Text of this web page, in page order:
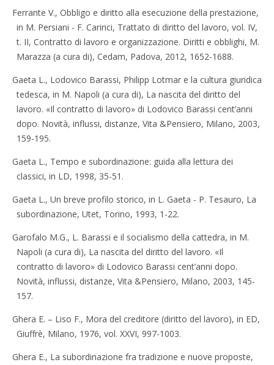
Ferrante V., Obbligo e diritto alla esecuzione della prestazione,
in M. Persiani - F. Carinci, Trattato di diritto del lavoro, vol. IV,
t. II, Contratto di lavoro e organizzazione. Diritti e obblighi, M.
Marazza (a cura di), Cedam, Padova, 2012, 1652-1688.
Gaeta L., Lodovico Barassi, Philipp Lotmar e la cultura giuridica
tedesca, in M. Napoli (a cura di), La nascita del diritto del
lavoro. «Il contratto di lavoro» di Lodovico Barassi cent’anni
dopo. Novità, influssi, distanze, Vita &Pensiero, Milano, 2003,
159-195.
Gaeta L., Tempo e subordinazione: guida alla lettura dei
classici, in LD, 1998, 35-51.
Gaeta L., Un breve profilo storico, in L. Gaeta - P. Tesauro, La
subordinazione, Utet, Torino, 1993, 1-22.
Garofalo M.G., L. Barassi e il socialismo della cattedra, in M.
Napoli (a cura di), La nascita del diritto del lavoro. «Il
contratto di lavoro» di Lodovico Barassi cent’anni dopo.
Novità, influssi, distanze, Vita &Pensiero, Milano, 2003, 145-
157.
Ghera E. – Liso F., Mora del creditore (diritto del lavoro), in ED,
Giuffrè, Milano, 1976, vol. XXVI, 997-1003.
Ghera E., La subordinazione fra tradizione e nuove proposte,